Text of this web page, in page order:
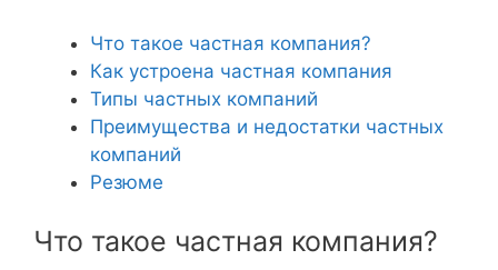
Что такое частная компания?
Как устроена частная компания
Типы частных компаний
Преимущества и недостатки частных
компаний
Резюме
Что такое частная компания?